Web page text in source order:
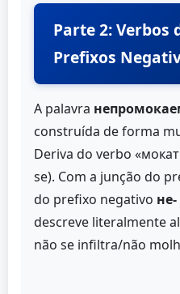
Parte 2: Verbos
Prefixos
A palavra
construída de forma
Deriva do verbo
se). Com a junção do
do prefixo negativo не-
descreve literalmente
não se infiltra/não